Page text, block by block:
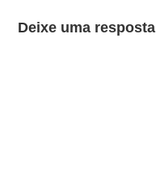
Deixe uma resposta